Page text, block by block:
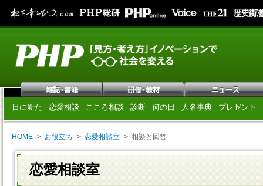
日に新た 恋愛相談 こころ相談 診断 何の日 人名事典 プレゼント
HOME お役立ち 恋愛相談室 相談と回答
恋愛相談室